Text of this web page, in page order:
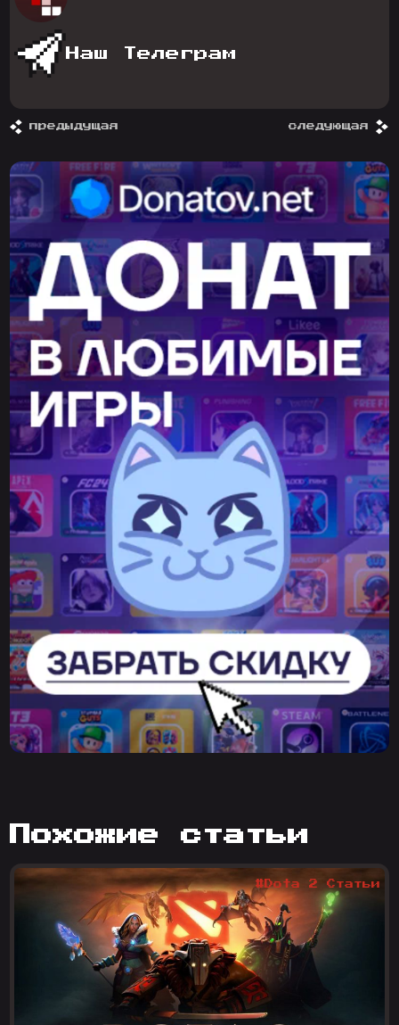
Наш Телеграм
предыдущая следующая
похожие статьи
#Dota 2 Статьи